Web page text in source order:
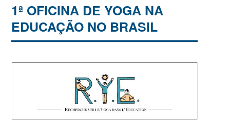
1ª OFICINA DE YOGA NA
EDUCAÇÃO NO BRASIL